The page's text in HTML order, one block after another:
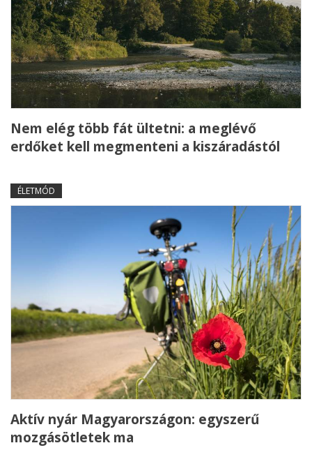
Nem elég több fát ültetni: a meglévő
erdőket kell megmenteni a kiszáradástól
ÉLETMÓD
Aktív nyár Magyarországon: egyszerű
mozgásötletek ma